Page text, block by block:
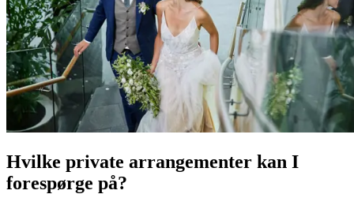
Hvilke private arrangementer kan I
forespørge på?